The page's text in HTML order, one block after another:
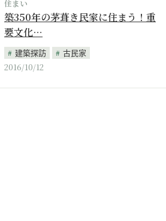
住まい
築350年の茅葺き民家に住まう！重
要文化…
建築探訪
古民家
2016/10/12